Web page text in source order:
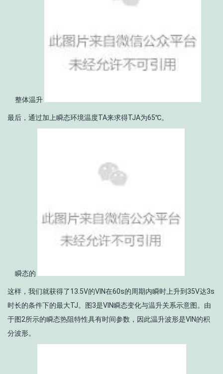
整体温升
最后，通过加上瞬态环境温度TA来求得TJA为65℃。
瞬态的
这样，我们就获得了13.5V的V IN在60s的周期内瞬时上升到35V达3s
时长的条件下的最大TJ。图3是V IN瞬态变化与温升关系示意图。由
于图2所示的瞬态热阻特性具有时间参数，因此温升波形是V IN的积
分波形。